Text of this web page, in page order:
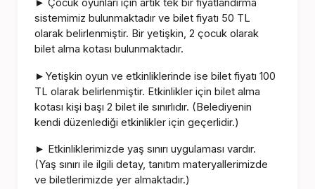
► Çocuk oyunları için artık tek bir fiyatlandırma
sistemimiz bulunmaktadır ve bilet fiyatı 50 TL
olarak belirlenmiştir. Bir yetişkin, 2 çocuk olarak
bilet alma kotası bulunmaktadır.
► Yetişkin oyun ve etkinliklerinde ise bilet fiyatı 100
TL olarak belirlenmiştir. Etkinlikler için bilet alma
kotası kişi başı 2 bilet ile sınırlıdır. (Belediyenin
kendi düzenlediği etkinlikler için geçerlidir.)
►
Etkinliklerimizde yaş sınırı uygulaması vardır.
(Yaş sınırı ile ilgili detay, tanıtım materyallerimizde
ve biletlerimizde yer almaktadır.)